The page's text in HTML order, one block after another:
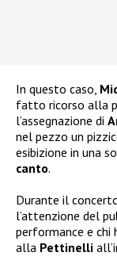
In questo caso,
fatto ricorso alla
l’assegnazione di
nel pezzo un
esibizione in una
canto.
Durante il
l’attenzione del
performance e chi
alla Pettinelli